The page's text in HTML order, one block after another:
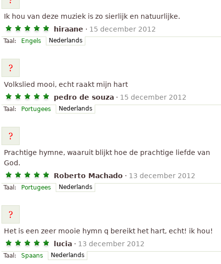
Ik hou van deze muziek is zo sierlijk en natuurlijke.
hiraane · 15 december 2012
Taal: Engels Nederlands
Volkslied mooi, echt raakt mijn hart
pedro de souza · 15 december 2012
Taal: Portugees Nederlands
Prachtige hymne, waaruit blijkt hoe de prachtige liefde van
God.
Roberto Machado · 13 december 2012
Taal: Portugees Nederlands
Het is een zeer mooie hymn q bereikt het hart, echt! ik hou!
lucia · 13 december 2012
Taal: Spaans Nederlands